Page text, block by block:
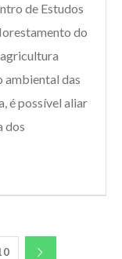
de Estudos
do
ambiental das
é possível aliar
dos